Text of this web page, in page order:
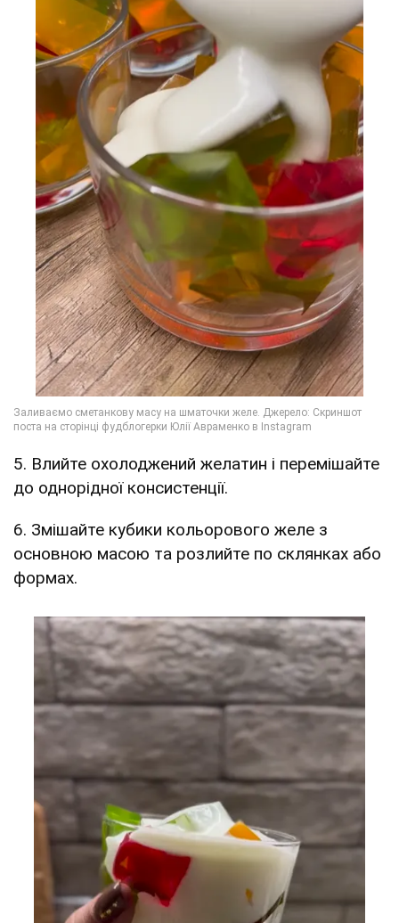
5. Влийте охолоджений желатин і перемішайте
до однорідної консистенції.
6. Змішайте кубики кольорового желе з
основною масою та розлийте по склянках або
формах.